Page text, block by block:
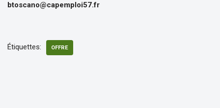
btoscano@capemploi57.fr
Étiquettes: OFFRE